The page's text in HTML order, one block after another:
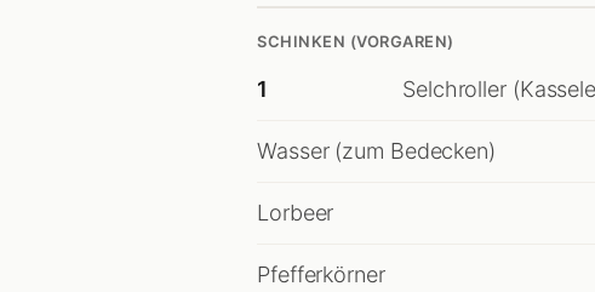
SCHINKEN (VORGAREN)
1 Selchroller
Wasser (zum Bedecken)
Lorbeer
Pfefferkörner